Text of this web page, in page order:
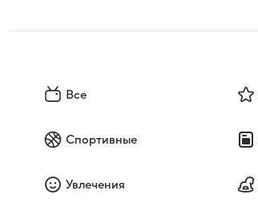
Все
Спортивные
Увлечения